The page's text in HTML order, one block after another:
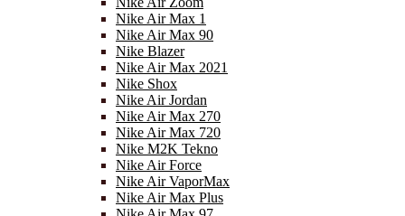
Nike Air Max 1
Nike Air Max 90
Nike Blazer
Nike Air Max 2021
Nike Shox
Nike Air Jordan
Nike Air Max 270
Nike Air Max 720
Nike M2K Tekno
Nike Air Force
Nike Air VaporMax
Nike Air Max Plus